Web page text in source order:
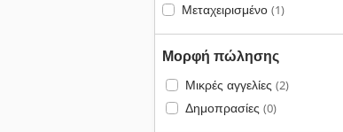
Μεταχειρισμένο (1)
Μορφή πώλησης
Μικρές αγγελίες (2)
Δημοπρασίες (0)